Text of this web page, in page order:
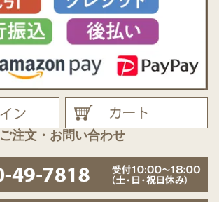
ご注文・お問い合わせ